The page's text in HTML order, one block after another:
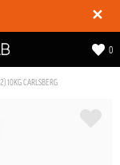
✕
0
10KG CARLSBERG